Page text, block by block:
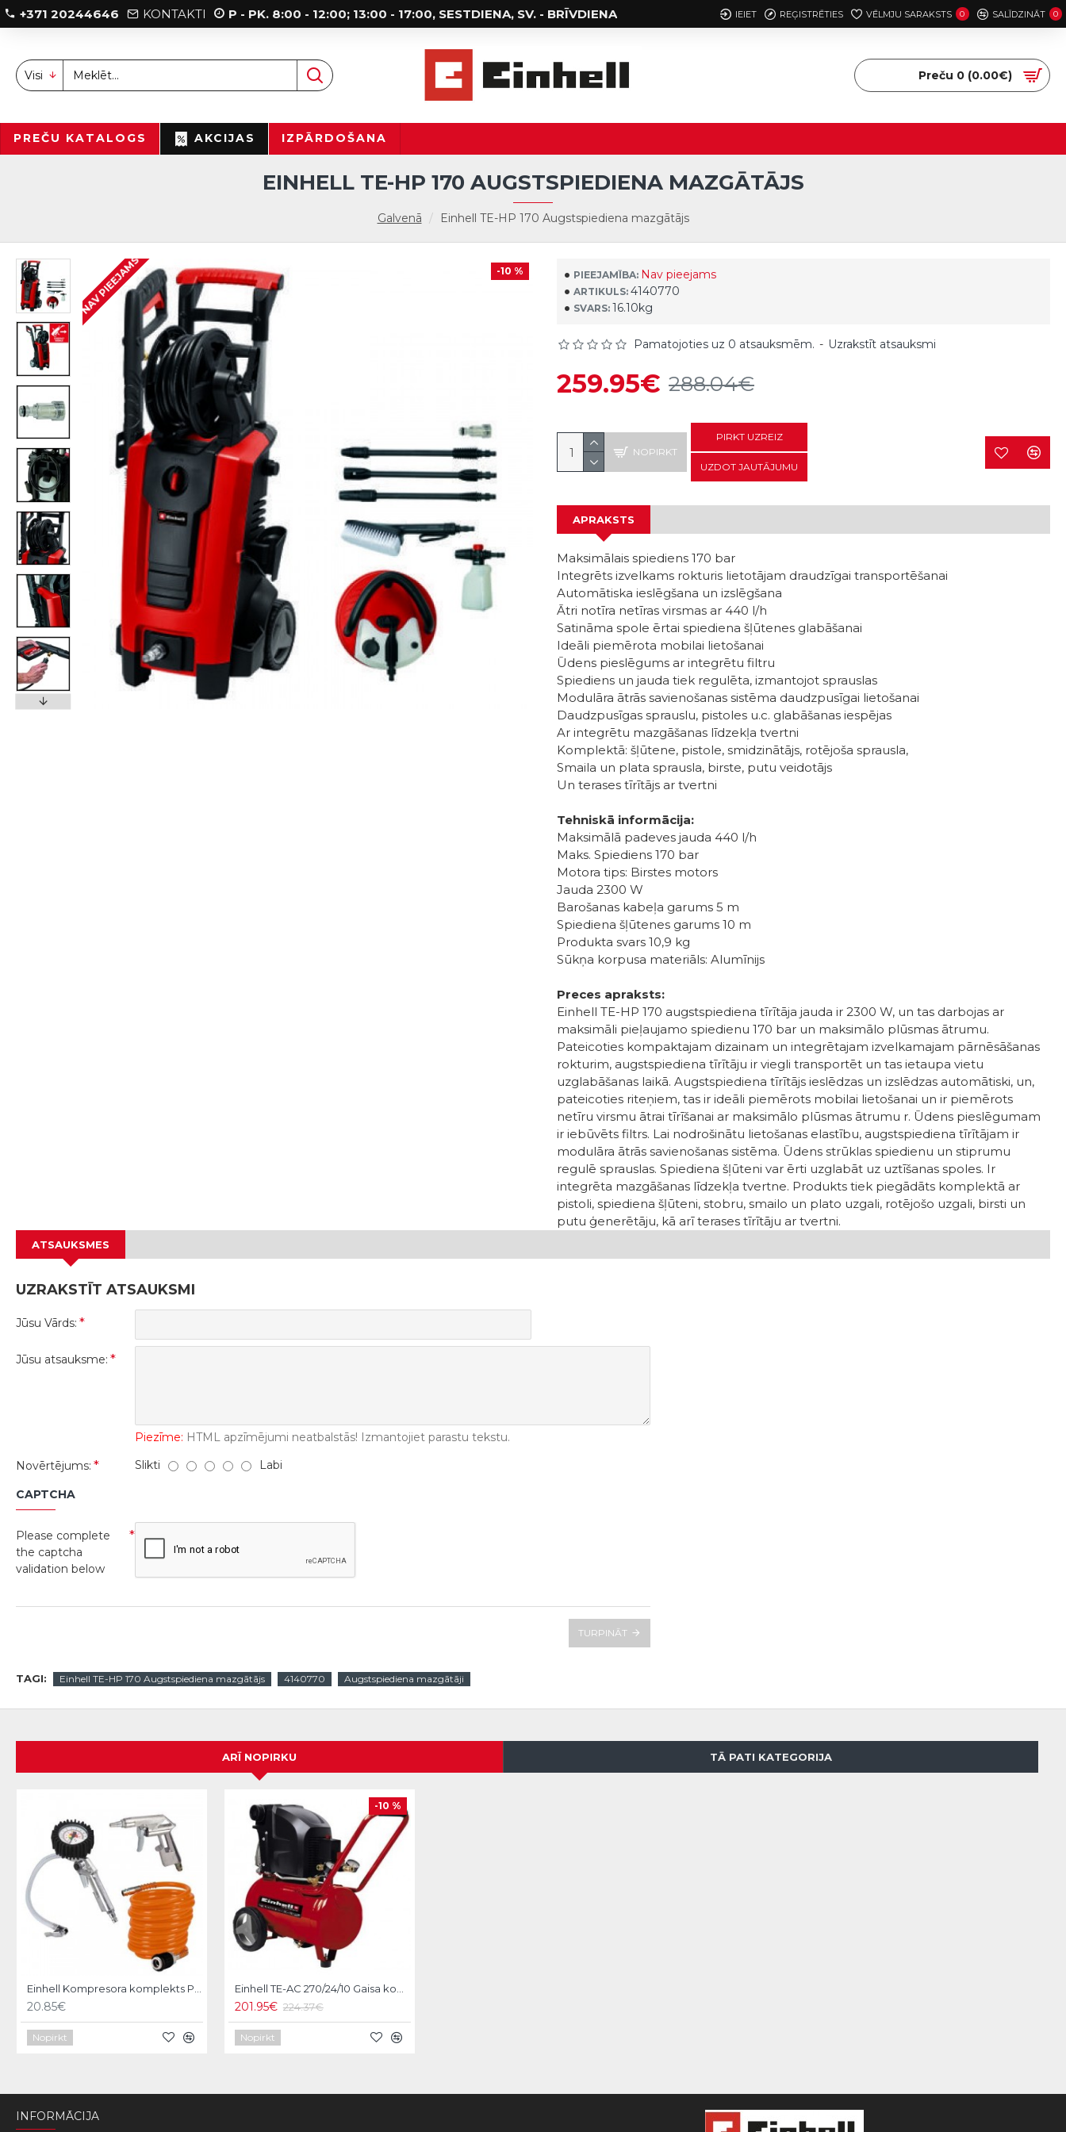
+371 20244646 KONTAKTI P - PK. 8:00 - 12:00; 13:00 - 17:00, SESTDIENA, SV. - BRĪVDIENA IEIET REĢISTRĒTIES VĒLMJU SARAKSTS 0 SALĪDZINĀT 0
Visi Preču 0 (0.00€)
PREČU KATALOGS AKCIJAS IZPĀRDOŠANA
Galvenā Einhell TE-HP 170 Augstspiediena mazgātājs
EINHELL TE-HP 170 AUGSTSPIEDIENA MAZGĀTĀJS
-10 %
NAV PIEEJAMS PIEEJAMĪBA: Nav pieejams
ARTIKULS: 4140770
SVARS: 16.10kg
Pamatojoties uz 0 atsauksmēm. - Uzrakstīt atsauksmi
259.95€ 288.04€
NOPIRKT
PIRKT UZREIZ
UZDOT JAUTĀJUMU
APRAKSTS
Maksimālais spiediens 170 bar
Integrēts izvelkams rokturis lietotājam draudzīgai transportēšanai
Automātiska ieslēgšana un izslēgšana
Ātri notīra netīras virsmas ar 440 l/h
Satināma spole ērtai spiediena šļūtenes glabāšanai
Ideāli piemērota mobilai lietošanai
Ūdens pieslēgums ar integrētu filtru
Spiediens un jauda tiek regulēta, izmantojot sprauslas
Modulāra ātrās savienošanas sistēma daudzpusīgai lietošanai
Daudzpusīgas sprauslu, pistoles u.c. glabāšanas iespējas
Ar integrētu mazgāšanas līdzekļa tvertni
Komplektā: šļūtene, pistole, smidzinātājs, rotējoša sprausla,
Smaila un plata sprausla, birste, putu veidotājs
Un terases tīrītājs ar tvertni
Tehniskā informācija:
Maksimālā padeves jauda 440 l/h
Maks. Spiediens 170 bar
Motora tips: Birstes motors
Jauda 2300 W
Barošanas kabeļa garums 5 m
Spiediena šļūtenes garums 10 m
Produkta svars 10,9 kg
Sūkņa korpusa materiāls: Alumīnijs
Preces apraksts:
Einhell TE-HP 170 augstspiediena tīrītāja jauda ir 2300 W, un tas darbojas ar
maksimāli pieļaujamo spiedienu 170 bar un maksimālo plūsmas ātrumu.
Pateicoties kompaktajam dizainam un integrētajam izvelkamajam pārnēsāšanas
rokturim, augstspiediena tīrītāju ir viegli transportēt un tas ietaupa vietu
uzglabāšanas laikā. Augstspiediena tīrītājs ieslēdzas un izslēdzas automātiski, un,
pateicoties riteņiem, tas ir ideāli piemērots mobilai lietošanai un ir piemērots
netīru virsmu ātrai tīrīšanai ar maksimālo plūsmas ātrumu r. Ūdens pieslēgumam
ir iebūvēts filtrs. Lai nodrošinātu lietošanas elastību, augstspiediena tīrītājam ir
modulāra ātrās savienošanas sistēma. Ūdens strūklas spiedienu un stiprumu
regulē sprauslas. Spiediena šļūteni var ērti uzglabāt uz uztīšanas spoles. Ir
integrēta mazgāšanas līdzekļa tvertne. Produkts tiek piegādāts komplektā ar
pistoli, spiediena šļūteni, stobru, smailo un plato uzgali, rotējošo uzgali, birsti un
putu ģenerētāju, kā arī terases tīrītāju ar tvertni.
ATSAUKSMES
UZRAKSTĪT ATSAUKSMI
Jūsu Vārds:
Jūsu atsauksme:
Piezīme: HTML apzīmējumi neatbalstās! Izmantojiet parastu tekstu.
Novērtējums:
Slikti Labi
CAPTCHA
Please complete
the captcha
validation below
TURPINĀT
TAGI: Einhell TE-HP 170 Augstspiediena mazgātājs 4140770 Augstspiediena mazgātāji
ARĪ NOPIRKU TĀ PATI KATEGORIJA
20.85€
Nopirkt
-10 %
201.95€ 224.37€
Nopirkt
INFORMĀCIJA